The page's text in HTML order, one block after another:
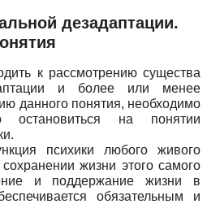
дезадаптации.
к рассмотрению существа
и более или менее
данного понятия, необходимо
на понятии
психики любого живого
жизни этого самого
и поддержание жизни в
обязательным и